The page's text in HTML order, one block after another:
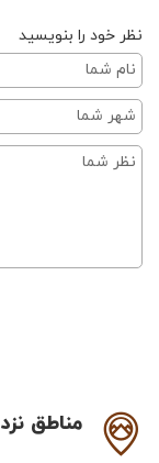
نظر خود را بنویسید
مناطق